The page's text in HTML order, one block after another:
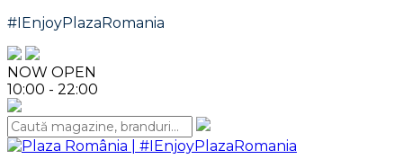
#IEnjoyPlazaRomania
NOW OPEN
10:00 - 22:00